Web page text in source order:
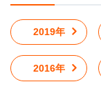
2019年
2016年